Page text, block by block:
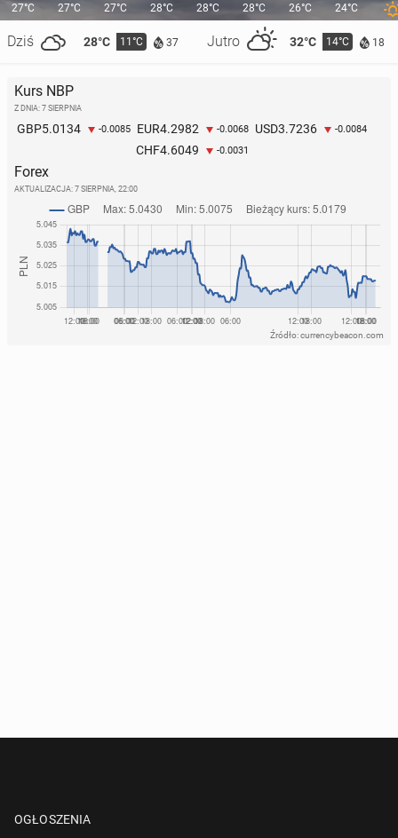
27°C
Dziś 28°C 11°C 37 Jutro 32°C 14°C 18
27°C 27°C 28°C 28°C 28°C 26°C 24°C
Kurs NBP
Z DNIA: 7 SIERPNIA
GBP5.0134 -0.0085 EUR4.2982 -0.0068 USD3.7236 -0.0084
CHF4.6049 -0.0031
Forex
AKTUALIZACJA: 7 SIERPNIA, 22:00
Źródło: currencybeacon.com
OGŁOSZENIA